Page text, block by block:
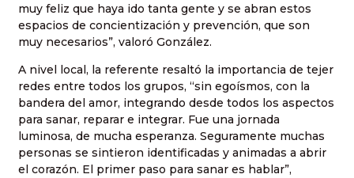
muy feliz que haya ido tanta gente y se abran estos
espacios de concientización y prevención, que son
muy necesarios”, valoró González.
A nivel local, la referente resaltó la importancia de tejer
redes entre todos los grupos, “sin egoísmos, con la
bandera del amor, integrando desde todos los aspectos
para sanar, reparar e integrar. Fue una jornada
luminosa, de mucha esperanza. Seguramente muchas
personas se sintieron identificadas y animadas a abrir
el corazón. El primer paso para sanar es hablar”,